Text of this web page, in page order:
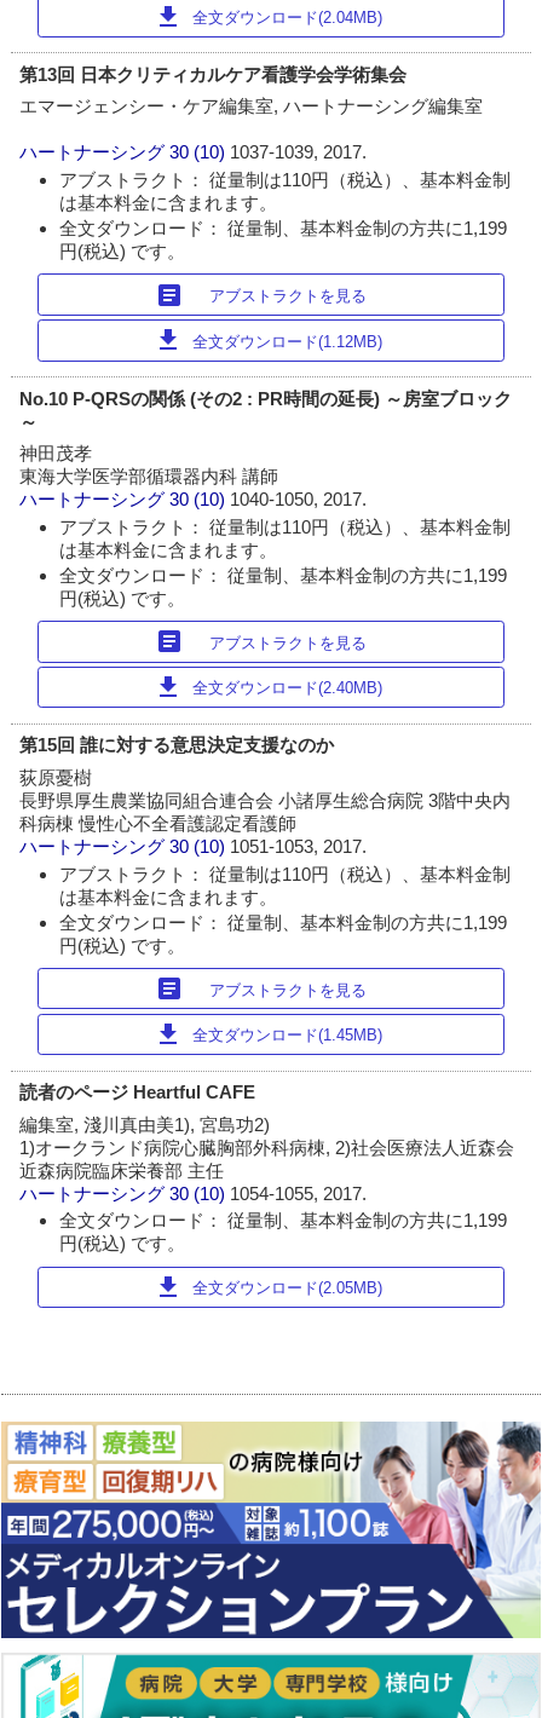
download 全文ダウンロード(2.04MB)
第13回 日本クリティカルケア看護学会学術集会
エマージェンシー・ケア編集室, ハートナーシング編集室
ハートナーシング 30 (10) 1037-1039, 2017.
アブストラクト： 従量制は110円（税込）、基本料金制
は基本料金に含まれます。
全文ダウンロード： 従量制、基本料金制の方共に1,199
円(税込) です。
article アブストラクトを見る
download 全文ダウンロード(1.12MB)
No.10 P-QRSの関係 (その2 : PR時間の延長) ～房室ブロック
～
神田茂孝
東海大学医学部循環器内科 講師
ハートナーシング 30 (10) 1040-1050, 2017.
アブストラクト： 従量制は110円（税込）、基本料金制
は基本料金に含まれます。
全文ダウンロード： 従量制、基本料金制の方共に1,199
円(税込) です。
article アブストラクトを見る
download 全文ダウンロード(2.40MB)
第15回 誰に対する意思決定支援なのか
荻原憂樹
長野県厚生農業協同組合連合会 小諸厚生総合病院 3階中央内
科病棟 慢性心不全看護認定看護師
ハートナーシング 30 (10) 1051-1053, 2017.
アブストラクト： 従量制は110円（税込）、基本料金制
は基本料金に含まれます。
全文ダウンロード： 従量制、基本料金制の方共に1,199
円(税込) です。
article アブストラクトを見る
download 全文ダウンロード(1.45MB)
読者のページ Heartful CAFE
編集室, 淺川真由美1), 宮島功2)
1)オークランド病院心臓胸部外科病棟, 2)社会医療法人近森会
近森病院臨床栄養部 主任
ハートナーシング 30 (10) 1054-1055, 2017.
全文ダウンロード： 従量制、基本料金制の方共に1,199
円(税込) です。
download 全文ダウンロード(2.05MB)